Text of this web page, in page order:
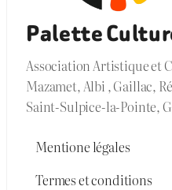
Palette
Association Artistique et
Mazamet, Albi , Gaillac,
Saint-Sulpice-la-Pointe,
Mentione légales
Termes et conditions